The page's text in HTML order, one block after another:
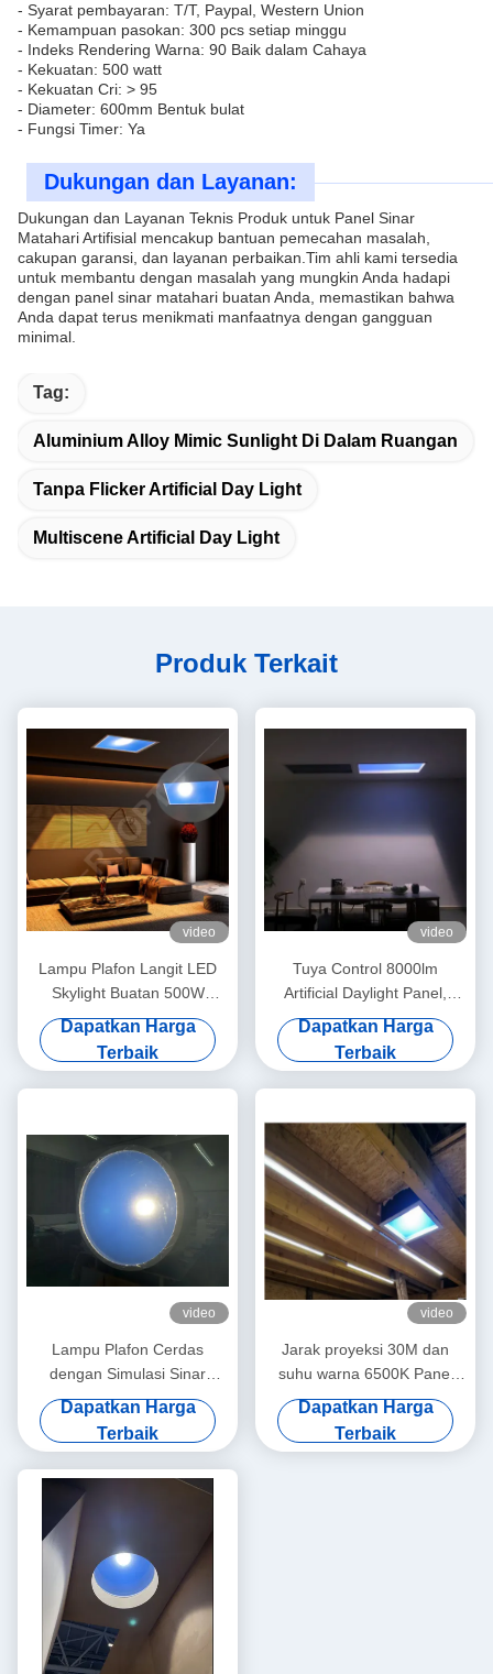
- Syarat pembayaran: T/T, Paypal, Western Union
- Kemampuan pasokan: 300 pcs setiap minggu
- Indeks Rendering Warna: 90 Baik dalam Cahaya
- Kekuatan: 500 watt
- Kekuatan Cri: > 95
- Diameter: 600mm Bentuk bulat
- Fungsi Timer: Ya
Dukungan dan Layanan:
Dukungan dan Layanan Teknis Produk untuk Panel Sinar
Matahari Artifisial mencakup bantuan pemecahan masalah,
cakupan garansi, dan layanan perbaikan.Tim ahli kami tersedia
untuk membantu dengan masalah yang mungkin Anda hadapi
dengan panel sinar matahari buatan Anda, memastikan bahwa
Anda dapat terus menikmati manfaatnya dengan gangguan
minimal.
Tag:
Aluminium Alloy Mimic Sunlight Di Dalam Ruangan
Tanpa Flicker Artificial Day Light
Multiscene Artificial Day Light
Produk Terkait
video
Lampu Plafon Langit LED
Skylight Buatan 500W
Sistem Kontrol Tuya Alexa
yang Dapat Disesuaikan
Dapatkan Harga
Terbaik
video
Tuya Control 8000lm
Artificial Daylight Panel,
200W LED Sky Ceiling Panel
Dapatkan Harga
Terbaik
video
Lampu Plafon Cerdas
dengan Simulasi Sinar
Matahari, Bulat 2FT 80W,
>3000 Lumens, Mendukung
Mesh 5.0 & Aplikasi Tuya,
2700K-6500K untuk
Suasana Siang hingga
Dapatkan Harga
Terbaik
video
Jarak proyeksi 30M dan
suhu warna 6500K Panel
sinar matahari buatan untuk
pencahayaan dalam
ruangan
Dapatkan Harga
Terbaik